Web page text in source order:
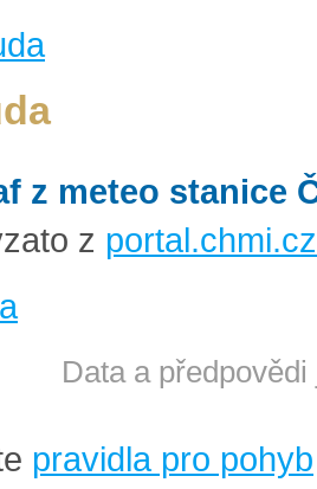
z meteo stanice
z portal.chmi.cz
Data a
pravidla pro pohyb